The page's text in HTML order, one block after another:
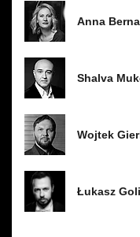
Anna
Shalva
Wojtek
Łukasz